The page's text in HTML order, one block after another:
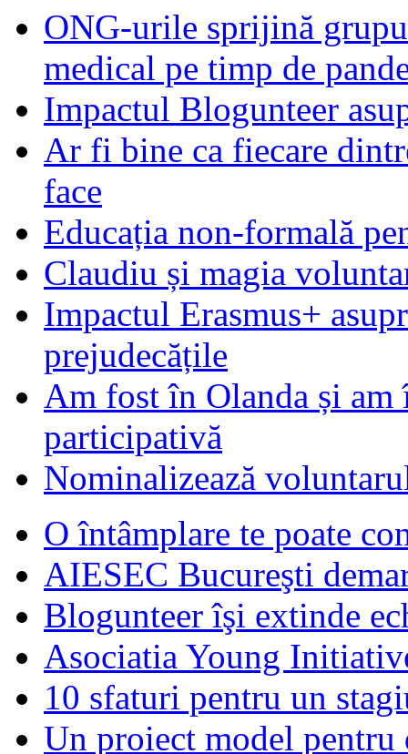
ONG-urile sprijină
medical pe timp de
Impactul Blogunteer
Ar fi bine ca fiecare
face
Educația non-formală
Claudiu și magia
Impactul Erasmus+
prejudecățile
Am fost în Olanda și am
participativă
Nominalizează
O întâmplare te poate
AIESEC Bucureşti
Blogunteer îşi extinde
Asociatia Young
10 sfaturi pentru un
Un proiect model